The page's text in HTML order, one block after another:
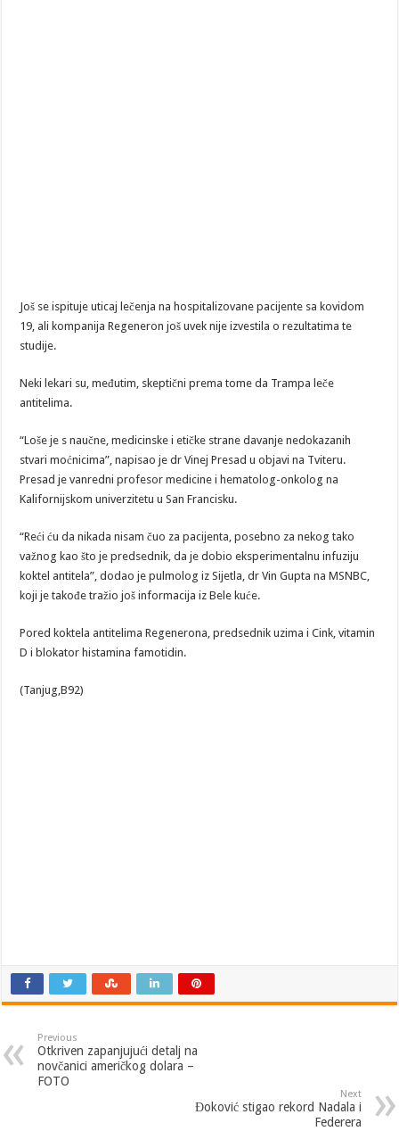
Još se ispituje uticaj lečenja na hospitalizovane pacijente sa kovidom
19, ali kompanija Regeneron još uvek nije izvestila o rezultatima te
studije.
Neki lekari su, međutim, skeptični prema tome da Trampa leče
antitelima.
“Loše je s naučne, medicinske i etičke strane davanje nedokazanih
stvari moćnicima”, napisao je dr Vinej Presad u objavi na Tviteru.
Presad je vanredni profesor medicine i hematolog-onkolog na
Kalifornijskom univerzitetu u San Francisku.
“Reći ću da nikada nisam čuo za pacijenta, posebno za nekog tako
važnog kao što je predsednik, da je dobio eksperimentalnu infuziju
koktel antitela”, dodao je pulmolog iz Sijetla, dr Vin Gupta na MSNBC,
koji je takođe tražio još informacija iz Bele kuće.
Pored koktela antitelima Regenerona, predsednik uzima i Cink, vitamin
D i blokator histamina famotidin.
(Tanjug,B92)
Previous
Otkriven zapanjujući detalj na
novčanici američkog dolara –
FOTO
Next
Đoković stigao rekord Nadala i
Federera